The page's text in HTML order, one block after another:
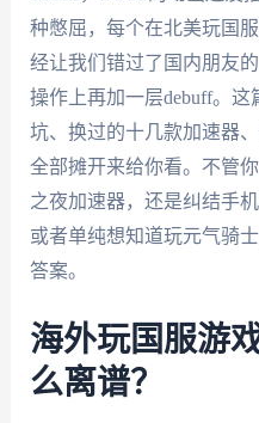
种憋屈，每个在北美玩国
经让我们错过了国内朋友
操作上再加一层debuff。
坑、换过的十几款加速器
全部摊开来给你看。不管
之夜加速器，还是纠结手
或者单纯想知道玩元气骑
答案。
海外玩国服游
么离谱？